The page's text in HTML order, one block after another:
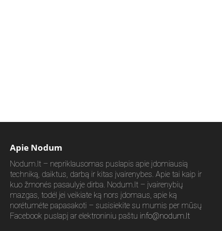
Apie Nodum
Nodum.lt – nepriklausomas puslapis apie įdomiausią
techniką, daiktus, darbą ir kitas įvairenybes. Apie tai kaip ir
kuo žmonės pasaulyje dirba. Nodum.lt – įvairenybių
mazgas, todėl jei veikiate ką nors įdomaus, apie ką
norėtumėte papasakoti – susisiekite su mumis per mūsų
Facebook puslapį ar elektroniniu paštu info@nodum.lt